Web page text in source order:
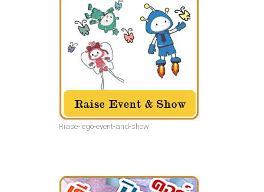
Riase-lego-event-and-show